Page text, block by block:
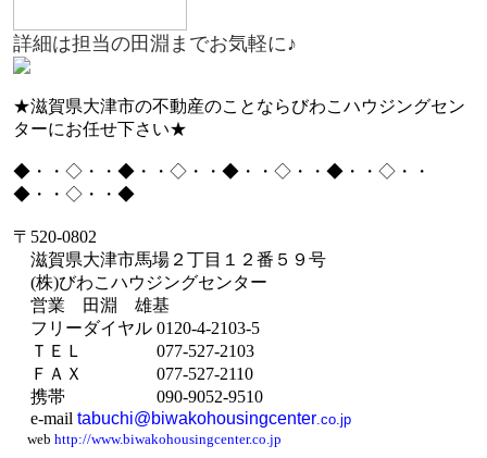
詳細は担当の田淵までお気軽に♪
★滋賀県大津市の不動産のことならびわこハウジングセン
ターにお任せ下さい★
◆・・◇・・◆・・◇・・◆・・◇・・◆・・◇・・
◆・・◇・・◆
〒 520-0802
滋賀県大津市馬場２丁目１２番５９号
(株)びわこハウジングセンター
営業 田淵 雄基
フリーダイヤル0120-4-2103-5
ＴＥＬ 077-527-2103
ＦＡＸ 077-527-2110
携帯
090-9052-9510
e-mail tabuchi@biwakohousingcenter.co.jp
web http://www.biwakohousingcenter.co.jp